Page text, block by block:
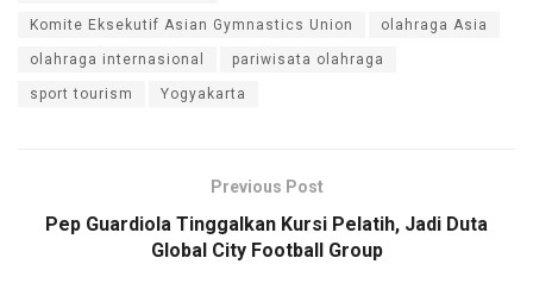
Komite Eksekutif Asian Gymnastics Union olahraga Asia
olahraga internasional pariwisata olahraga
sport tourism Yogyakarta
Previous Post
Pep Guardiola Tinggalkan Kursi Pelatih, Jadi Duta
Global City Football Group